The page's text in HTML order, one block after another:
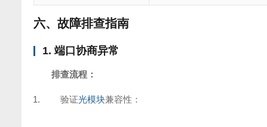
六、故障排查指南
1. 端口协商异常
排查流程：
验证光模块兼容性：